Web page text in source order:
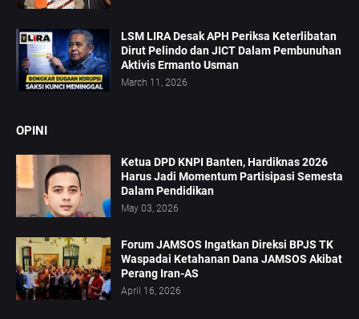
LSM LIRA Desak APH Periksa Keterlibatan
Dirut Pelindo dan JICT Dalam Pembunuhan
Aktivis Ermanto Usman
March 11, 2026
OPINI
Ketua DPD KNPI Banten, Hardiknas 2026
Harus Jadi Momentum Partisipasi Semesta
Dalam Pendidikan
May 03, 2026
Forum JAMSOS Ingatkan Direksi BPJS TK
Waspadai Ketahanan Dana JAMSOS Akibat
Perang Iran-AS
April 16, 2026